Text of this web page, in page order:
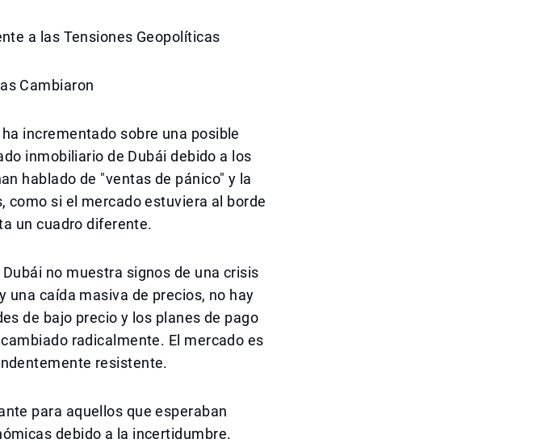
a las Tensiones Geopolíticas
Cambiaron
incrementado sobre una posible
inmobiliario de Dubái debido a los
hablado de "ventas de pánico" y la
como si el mercado estuviera al borde
un cuadro diferente.
no muestra signos de una crisis
una caída masiva de precios, no hay
de bajo precio y los planes de pago
radicalmente. El mercado es
resistente.
para aquellos que esperaban
debido a la incertidumbre.